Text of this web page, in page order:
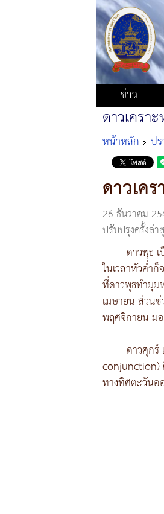
ข่าว
ดาวเครา
หน้าหลัก ป
ดาวเค
26 ธันวาคม
ปรับปรุงครั้งล่
ดาวพุธ
ในเวลาหัวค่ำ
ที่ดาวพุธทำมุม
เมษายน ส่วน
พฤศจิกายน ม
ดาวศุกร์
conjunction)
ทางทิศตะวันอ